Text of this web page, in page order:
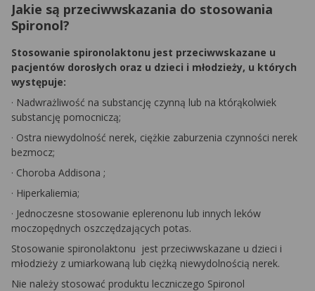
Jakie są przeciwwskazania do stosowania
Spironol?
Stosowanie spironolaktonu jest przeciwwskazane u
pacjentów dorosłych oraz u dzieci i młodzieży, u których
występuje:
· Nadwrażliwość na substancję czynną lub na którąkolwiek
substancję pomocniczą;
· Ostra niewydolność nerek, ciężkie zaburzenia czynności nerek
bezmocz;
· Choroba Addisona ;
· Hiperkaliemia;
· Jednoczesne stosowanie eplerenonu lub innych leków
moczopędnych oszczędzających potas.
Stosowanie spironolaktonu jest przeciwwskazane u dzieci i
młodzieży z umiarkowaną lub ciężką niewydolnością nerek.
Nie należy stosować produktu leczniczego Spironol